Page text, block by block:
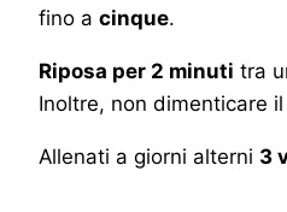
fino a cinque.
Riposa per 2 minuti tra
Inoltre, non dimenticare
Allenati a giorni alterni 3